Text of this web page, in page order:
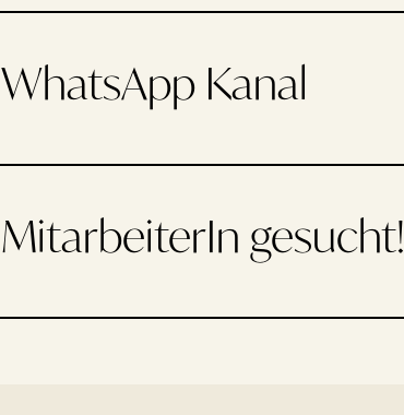
WhatsApp Kanal
MitarbeiterIn gesucht!